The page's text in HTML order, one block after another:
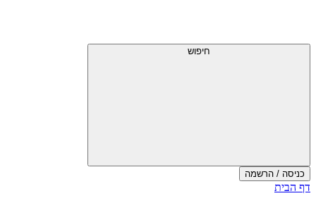
עליון
חיפוש
כניסה / הרשמה
סוף
דף הבית